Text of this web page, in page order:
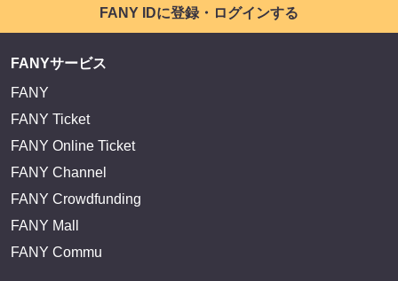
FANY IDに登録・ログインする
FANYサービス
FANY
FANY Ticket
FANY Online Ticket
FANY Channel
FANY Crowdfunding
FANY Mall
FANY Commu